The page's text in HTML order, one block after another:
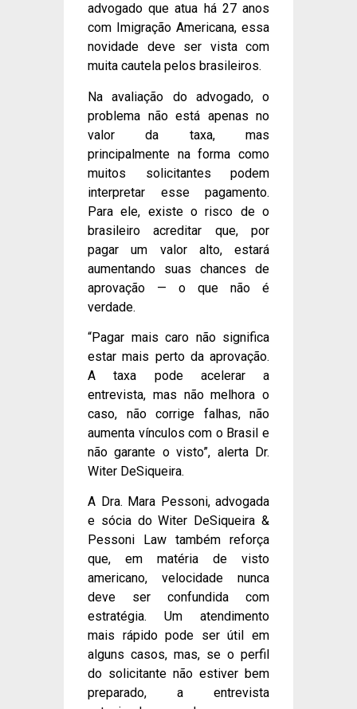
advogado que atua há 27 anos
com Imigração Americana, essa
novidade deve ser vista com
muita cautela pelos brasileiros.
Na avaliação do advogado, o
problema não está apenas no
valor da taxa, mas
principalmente na forma como
muitos solicitantes podem
interpretar esse pagamento.
Para ele, existe o risco de o
brasileiro acreditar que, por
pagar um valor alto, estará
aumentando suas chances de
aprovação — o que não é
verdade.
“Pagar mais caro não significa
estar mais perto da aprovação.
A taxa pode acelerar a
entrevista, mas não melhora o
caso, não corrige falhas, não
aumenta vínculos com o Brasil e
não garante o visto”, alerta Dr.
Witer DeSiqueira.
A Dra. Mara Pessoni, advogada
e sócia do Witer DeSiqueira &
Pessoni Law também reforça
que, em matéria de visto
americano, velocidade nunca
deve ser confundida com
estratégia. Um atendimento
mais rápido pode ser útil em
alguns casos, mas, se o perfil
do solicitante não estiver bem
preparado, a entrevista